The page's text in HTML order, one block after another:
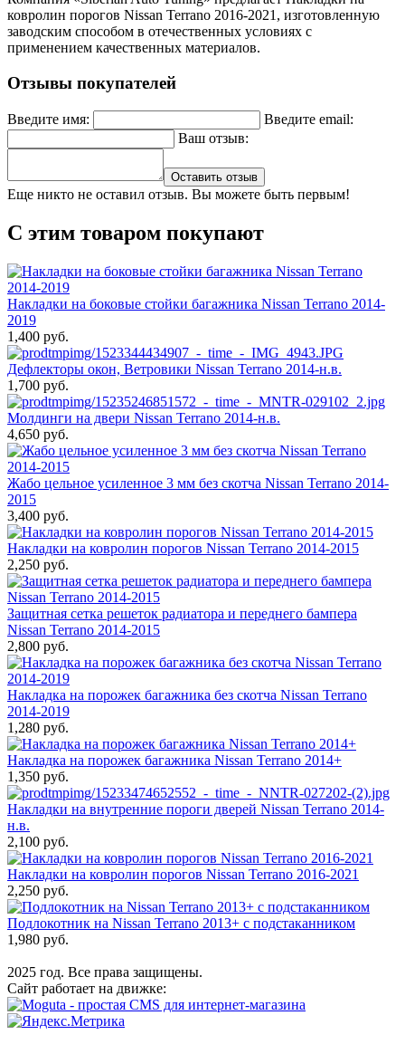
ковролин порогов Nissan Terrano 2016-2021, изготовленную
заводским способом в отечественных условиях с
применением качественных материалов.
Отзывы покупателей
Введите имя:
Введите email:
Ваш отзыв:
Оставить отзыв
Еще никто не оставил отзыв. Вы можете быть первым!
С этим товаром покупают
Накладки на боковые стойки багажника Nissan Terrano 2014-
2019
1,400 руб.
Дефлекторы окон, Ветровики Nissan Terrano 2014-н.в.
1,700 руб.
Молдинги на двери Nissan Terrano 2014-н.в.
4,650 руб.
Жабо цельное усиленное 3 мм без скотча Nissan Terrano 2014-
2015
3,400 руб.
Накладки на ковролин порогов Nissan Terrano 2014-2015
2,250 руб.
Защитная сетка решеток радиатора и переднего бампера
Nissan Terrano 2014-2015
2,800 руб.
Накладка на порожек багажника без скотча Nissan Terrano
2014-2019
1,280 руб.
Накладка на порожек багажника Nissan Terrano 2014+
1,350 руб.
Накладки на внутренние пороги дверей Nissan Terrano 2014-
н.в.
2,100 руб.
Накладки на ковролин порогов Nissan Terrano 2016-2021
2,250 руб.
Подлокотник на Nissan Terrano 2013+ с подстаканником
1,980 руб.
2025 год. Все права защищены.
Сайт работает на движке: